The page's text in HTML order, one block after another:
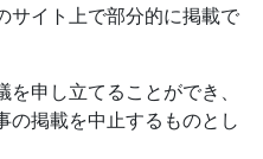
サイト上で部分的に掲載で
申し立てることができ、
の掲載を中止するものとし